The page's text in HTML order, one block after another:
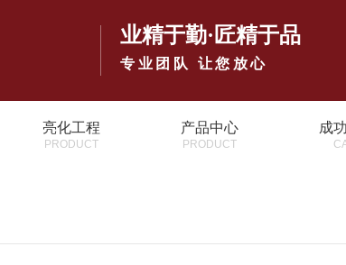
业精于勤·匠精于品
专业团队 让您放心
亮化工程
PRODUCT
产品中心
PRODUCT
成